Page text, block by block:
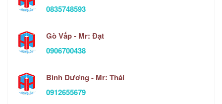
0835748593
Gò Vấp - Mr: Đạt
0906700438
Bình Dương - Mr: Thái
0912655679